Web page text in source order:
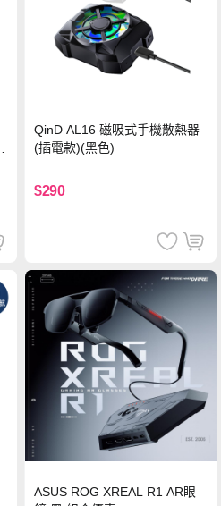
QinD AL16 磁吸式手機散熱器
(插電款)(黑色)
$290
ASUS ROG XREAL R1 AR眼